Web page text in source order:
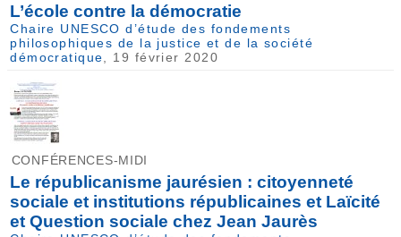
L’école contre la démocratie
Chaire UNESCO d’étude des fondements
philosophiques de la justice et de la société
démocratique , 19 février 2020
CONFÉRENCES-MIDI
Le républicanisme jaurésien : citoyenneté
sociale et institutions républicaines et Laïcité
et Question sociale chez Jean Jaurès